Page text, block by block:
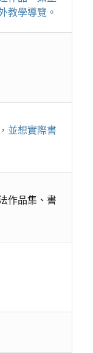
教學導覽。
並想實際書
作品集、書